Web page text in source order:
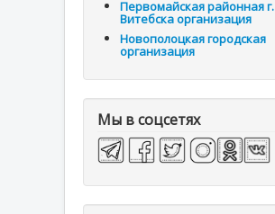
Первомайская районная г.
Витебска организация
Новополоцкая городская
организация
Мы в соцсетях